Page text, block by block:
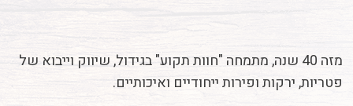
מזה 40 שנה, מתמחה "חוות תקוע" בגידול, שיווק וייבוא של
פטריות, ירקות ופירות ייחודיים ואיכותיים.